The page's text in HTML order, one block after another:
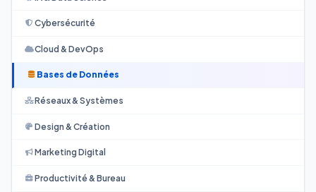
Cybersécurité
Cloud & DevOps
Bases de Données
Réseaux & Systèmes
Design & Création
Marketing Digital
Productivité & Bureau